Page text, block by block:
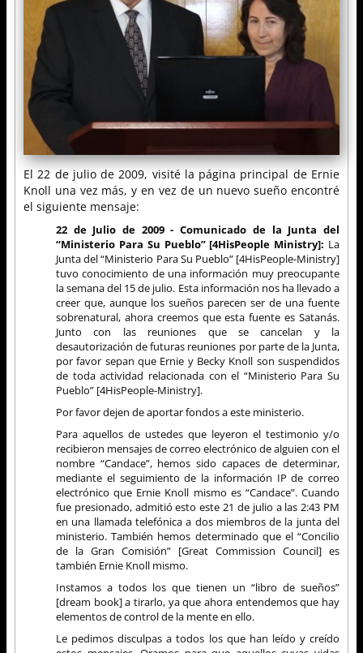
El 22 de julio de 2009, visité la página principal de Ernie
Knoll una vez más, y en vez de un nuevo sueño encontré
el siguiente mensaje:
22 de Julio de 2009 - Comunicado de la Junta del
“Ministerio Para Su Pueblo” [4HisPeople Ministry]: La
Junta del “Ministerio Para Su Pueblo” [4HisPeople-Ministry]
tuvo conocimiento de una información muy preocupante
la semana del 15 de julio. Esta información nos ha llevado a
creer que, aunque los sueños parecen ser de una fuente
sobrenatural, ahora creemos que esta fuente es Satanás.
Junto con las reuniones que se cancelan y la
desautorización de futuras reuniones por parte de la Junta,
por favor sepan que Ernie y Becky Knoll son suspendidos
de toda actividad relacionada con el “Ministerio Para Su
Pueblo” [4HisPeople-Ministry].
Por favor dejen de aportar fondos a este ministerio.
Para aquellos de ustedes que leyeron el testimonio y/o
recibieron mensajes de correo electrónico de alguien con el
nombre “Candace”, hemos sido capaces de determinar,
mediante el seguimiento de la información IP de correo
electrónico que Ernie Knoll mismo es “Candace”. Cuando
fue presionado, admitió esto este 21 de julio a las 2:43 PM
en una llamada telefónica a dos miembros de la junta del
ministerio. También hemos determinado que el “Concilio
de la Gran Comisión” [Great Commission Council] es
también Ernie Knoll mismo.
Instamos a todos los que tienen un “libro de sueños”
[dream book] a tirarlo, ya que ahora entendemos que hay
elementos de control de la mente en ello.
Le pedimos disculpas a todos los que han leído y creído